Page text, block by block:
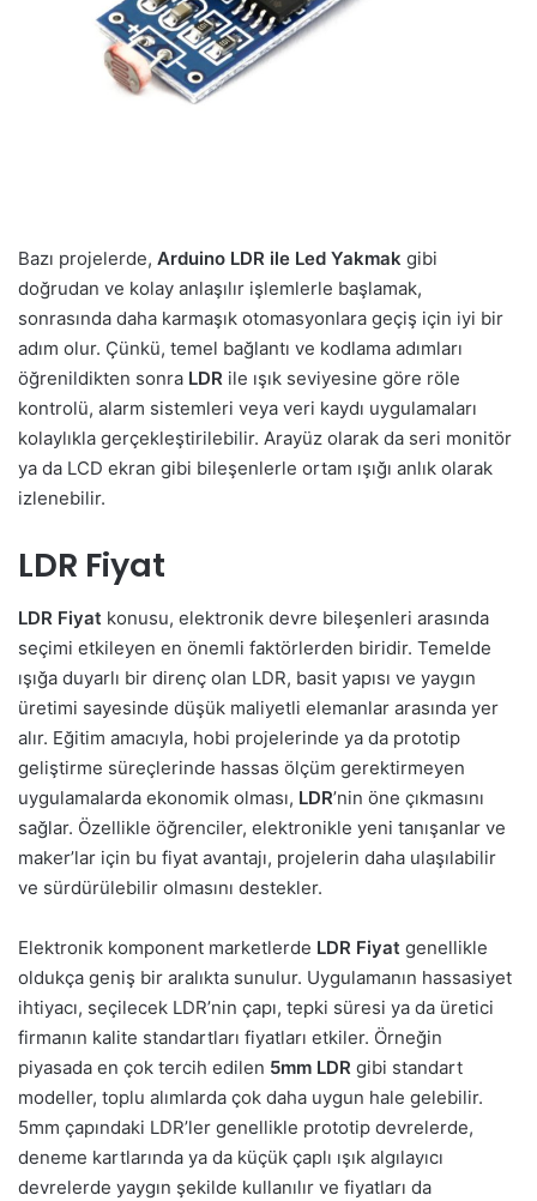
Bazı projelerde, Arduino LDR ile Led Yakmak gibi
doğrudan ve kolay anlaşılır işlemlerle başlamak,
sonrasında daha karmaşık otomasyonlara geçiş için iyi bir
adım olur. Çünkü, temel bağlantı ve kodlama adımları
öğrenildikten sonra LDR ile ışık seviyesine göre röle
kontrolü, alarm sistemleri veya veri kaydı uygulamaları
kolaylıkla gerçekleştirilebilir. Arayüz olarak da seri monitör
ya da LCD ekran gibi bileşenlerle ortam ışığı anlık olarak
izlenebilir.
LDR Fiyat
LDR Fiyat konusu, elektronik devre bileşenleri arasında
seçimi etkileyen en önemli faktörlerden biridir. Temelde
ışığa duyarlı bir direnç olan LDR, basit yapısı ve yaygın
üretimi sayesinde düşük maliyetli elemanlar arasında yer
alır. Eğitim amacıyla, hobi projelerinde ya da prototip
geliştirme süreçlerinde hassas ölçüm gerektirmeyen
uygulamalarda ekonomik olması, LDR’nin öne çıkmasını
sağlar. Özellikle öğrenciler, elektronikle yeni tanışanlar ve
maker’lar için bu fiyat avantajı, projelerin daha ulaşılabilir
ve sürdürülebilir olmasını destekler.
Elektronik komponent marketlerde LDR Fiyat genellikle
oldukça geniş bir aralıkta sunulur. Uygulamanın hassasiyet
ihtiyacı, seçilecek LDR’nin çapı, tepki süresi ya da üretici
firmanın kalite standartları fiyatları etkiler. Örneğin
piyasada en çok tercih edilen 5mm LDR gibi standart
modeller, toplu alımlarda çok daha uygun hale gelebilir.
5mm çapındaki LDR’ler genellikle prototip devrelerde,
deneme kartlarında ya da küçük çaplı ışık algılayıcı
devrelerde yaygın şekilde kullanılır ve fiyatları da